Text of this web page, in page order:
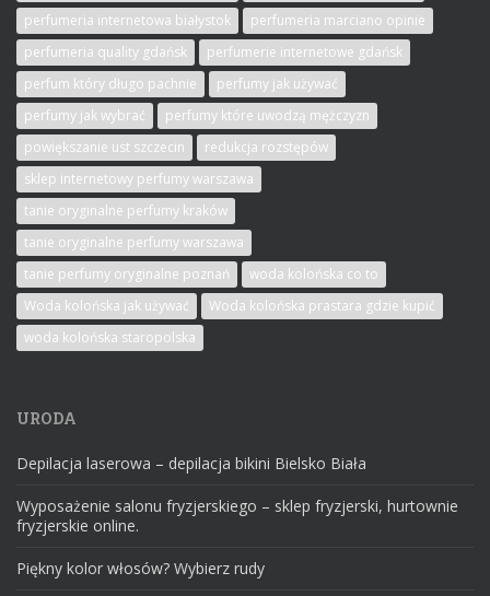
perfumeria internetowa białystok
perfumeria marciano opinie
perfumeria quality gdańsk
perfumerie internetowe gdańsk
perfum który długo pachnie
perfumy jak używać
perfumy jak wybrać
perfumy które uwodzą mężczyzn
powiększanie ust szczecin
redukcja rozstępów
sklep internetowy perfumy warszawa
tanie oryginalne perfumy kraków
tanie oryginalne perfumy warszawa
tanie perfumy oryginalne poznań
woda kolońska co to
Woda kolońska jak używać
Woda kolońska prastara gdzie kupić
woda kolońska staropolska
URODA
Depilacja laserowa – depilacja bikini Bielsko Biała
Wyposażenie salonu fryzjerskiego – sklep fryzjerski, hurtownie
fryzjerskie online.
Piękny kolor włosów? Wybierz rudy